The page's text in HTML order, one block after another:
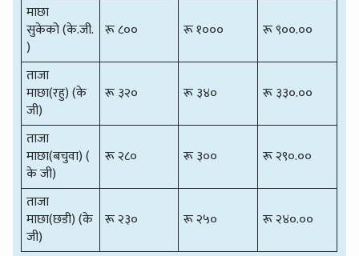
माछा
सुकेको (के.जी.
)
रू ८०० रू १००० रू ९००.००
ताजा
माछा(रहु) (के
जी)
रू ३२० रू ३४० रू ३३०.००
ताजा
माछा(बचुवा) (
के जी)
रू २८० रू ३०० रू २९०.००
ताजा
माछा(छडी) (के
जी)
रू २३० रू २५० रू २४०.००